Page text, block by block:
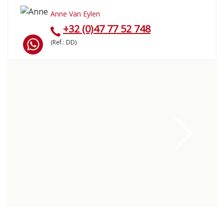
Anne Van Eylen
+32 (0)47 77 52 748
(Ref.: DD)